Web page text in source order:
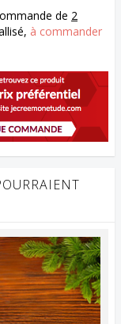
de 2
à commander